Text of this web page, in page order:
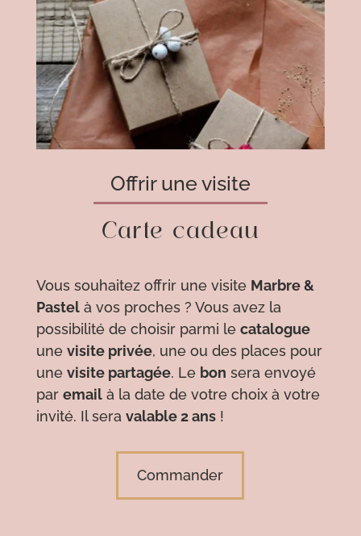
Offrir une visite
Carte cadeau
Vous souhaitez offrir une visite Marbre &
Pastelà vos proches ? Vous avez la
possibilité de choisir parmi le catalogue
une visite privée, une ou des places pour
une visite partagée. Le bon sera envoyé
par emailà la date de votre choix à votre
invité. Il sera valable 2 ans!
Commander